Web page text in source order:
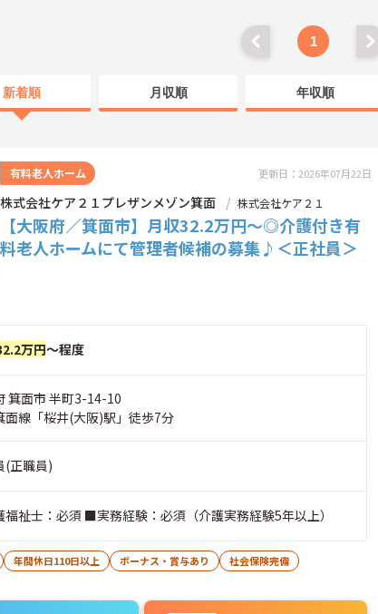
1
新着順 月収順 年収順
有料老人ホーム 更新日：2026年07月22日
株式会社ケア２１プレザンメゾン箕面 株式会社ケア２１
【大阪府／箕面市】月収32.2万円～◎介護付き有
料老人ホームにて管理者候補の募集♪＜正社員＞
万円～程度
箕面市 半町3-14-10
面線「桜井(大阪)駅」徒歩7分
(正職員)
祉士：必須 ■実務経験：必須（介護実務経験5年以上）
年間休日110日以上 ボーナス・賞与あり
社会保険完備